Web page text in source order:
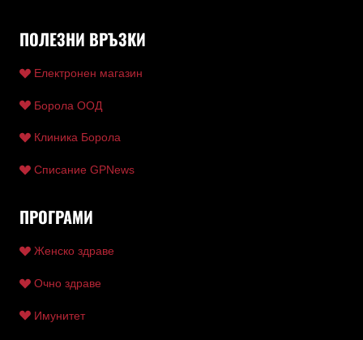
ПОЛЕЗНИ ВРЪЗКИ
Електронен магазин
Борола ООД
Клиника Борола
Списание GPNews
ПРОГРАМИ
Женско здраве
Очно здраве
Имунитет